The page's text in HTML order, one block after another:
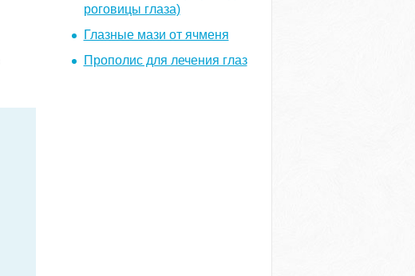
роговицы глаза)
Глазные мази от ячменя
Прополис для лечения глаз